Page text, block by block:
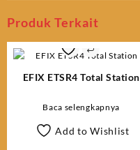
Produk Terkait
EFIX ETSR4 Total Station
Baca selengkapnya
Add to Wishlist